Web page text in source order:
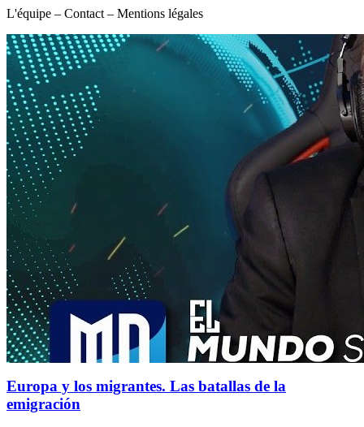
L'équipe – Contact – Mentions légales
Europa y los migrantes. Las batallas de la
emigración